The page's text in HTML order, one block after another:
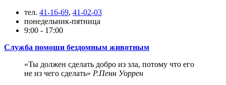
тел. 41-16-69, 41-02-03
понедельник-пятница
9:00 - 17:00
Служба помоши бездомным животным
Ты должен сделать добро из зла, потому что его
не из чего сделать
Р.Пенн Уоррен